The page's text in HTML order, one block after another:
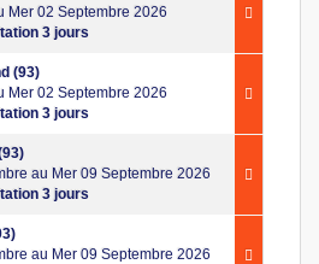
Mer 02 Septembre 2026
3 jours
(93)
Mer 02 Septembre 2026
3 jours
au Mer 09 Septembre 2026
3 jours
au Mer 09 Septembre 2026